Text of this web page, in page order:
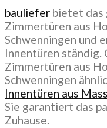
bauliefer bietet das
Zimmertüren aus
Schwenningen und
Innentüren ständig.
Zimmertüren aus
Schwenningen
Innentüren aus
Sie garantiert das
Zuhause.